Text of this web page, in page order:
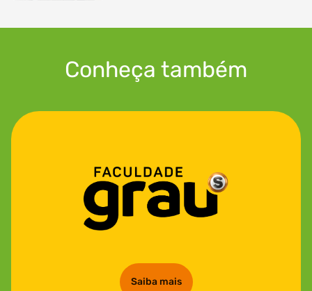
Conheça também
Saiba mais